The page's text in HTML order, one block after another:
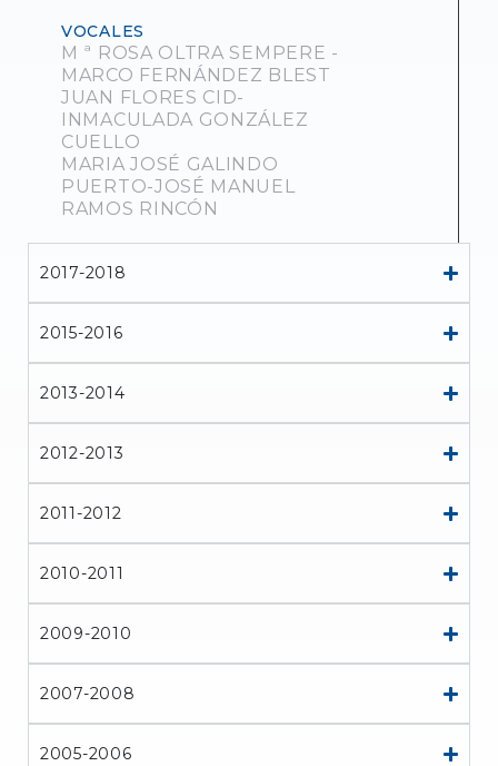
VOCALES
M ª ROSA OLTRA SEMPERE -
MARCO FERNÁNDEZ BLEST
JUAN FLORES CID-
INMACULADA GONZÁLEZ
CUELLO
MARIA JOSÉ GALINDO
PUERTO-JOSÉ MANUEL
RAMOS RINCÓN
2017-2018
2015-2016
2013-2014
2012-2013
2011-2012
2010-2011
2009-2010
2007-2008
2005-2006